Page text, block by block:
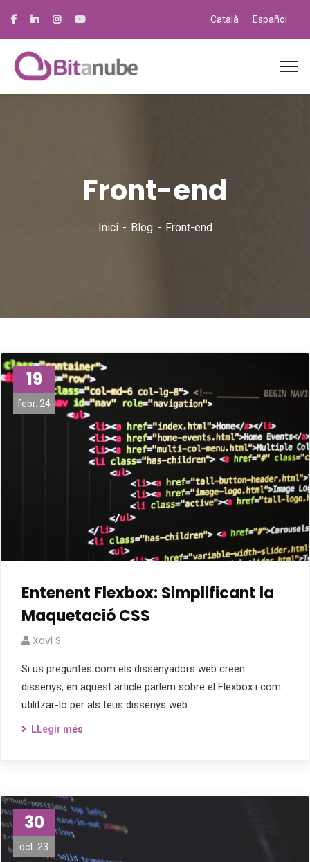
Català Español
Front-end
Inici Blog Front-end
19
febr. 24
Entenent Flexbox: Simplificant la
Maquetació CSS
Xavi S.
Si us preguntes com els dissenyadors web creen
dissenys, en aquest article parlem sobre el Flexbox i com
utilitzar-lo per als teus dissenys web.
LLegir més
30
oct. 23